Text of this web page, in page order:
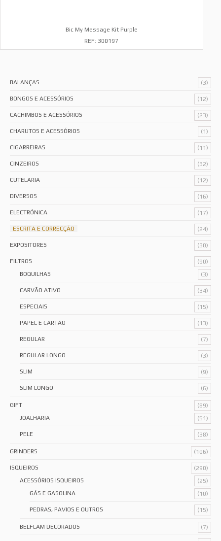
Bic My Message Kit Purple
REF: 300197
BALANÇAS (3)
BONGOS E ACESSÓRIOS (12)
CACHIMBOS E ACESSÓRIOS (23)
CHARUTOS E ACESSÓRIOS (1)
CIGARREIRAS (11)
CINZEIROS (32)
CUTELARIA (12)
DIVERSOS (16)
ELECTRÓNICA (17)
ESCRITA E CORRECÇÃO (24)
EXPOSITORES (30)
FILTROS
(90)
BOQUILHAS
(3)
CARVÃO ATIVO (34)
ESPECIAIS (15)
PAPEL E CARTÃO (13)
REGULAR (7)
REGULAR LONGO (3)
SLIM (9)
SLIM LONGO (6)
GIFT
(89)
JOALHARIA
(51)
PELE (38)
GRINDERS (106)
ISQUEIROS
(290)
ACESSÓRIOS ISQUEIROS
(25)
GÁS E GASOLINA
(10)
PEDRAS, PAVIOS E OUTROS (15)
BELFLAM DECORADOS (7)